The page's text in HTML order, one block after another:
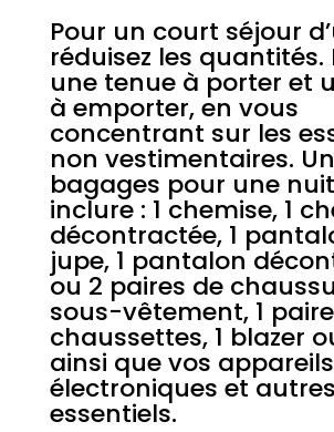
Pour un court séjour
réduisez les quantités.
une tenue à porter et
à emporter, en vous
concentrant sur les
non vestimentaires.
bagages pour une
inclure : 1 chemise, 1
décontractée, 1
jupe, 1 pantalon
ou 2 paires de
sous-vêtement, 1
chaussettes, 1 blazer
ainsi que vos appareils
électroniques et
essentiels.